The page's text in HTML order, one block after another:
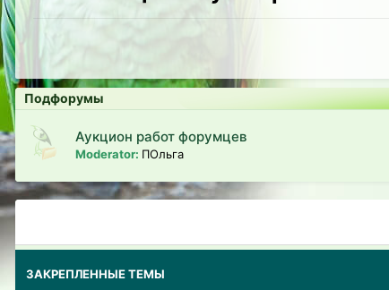
Подфорумы
Аукцион работ форумцев
Moderator: ПОльга
ЗАКРЕПЛЕННЫЕ ТЕМЫ